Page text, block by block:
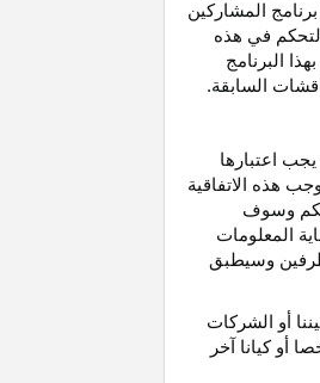
المشاركين
في هذه
البرنامج
السابقة.
اعتبارها
هذه الاتفاقية
وسوف
المعلومات
وسيطبق
أو الشركات
أو كيانا آخر